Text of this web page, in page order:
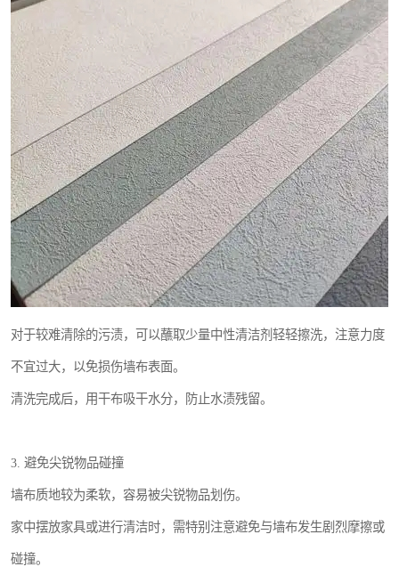
对于较难清除的污渍，可以蘸取少量中性清洁剂轻轻擦洗，注意力度
不宜过大，以免损伤墙布表面。
清洗完成后，用干布吸干水分，防止水渍残留。
3. 避免尖锐物品碰撞
墙布质地较为柔软，容易被尖锐物品划伤。
家中摆放家具或进行清洁时，需特别注意避免与墙布发生剧烈摩擦或
碰撞。